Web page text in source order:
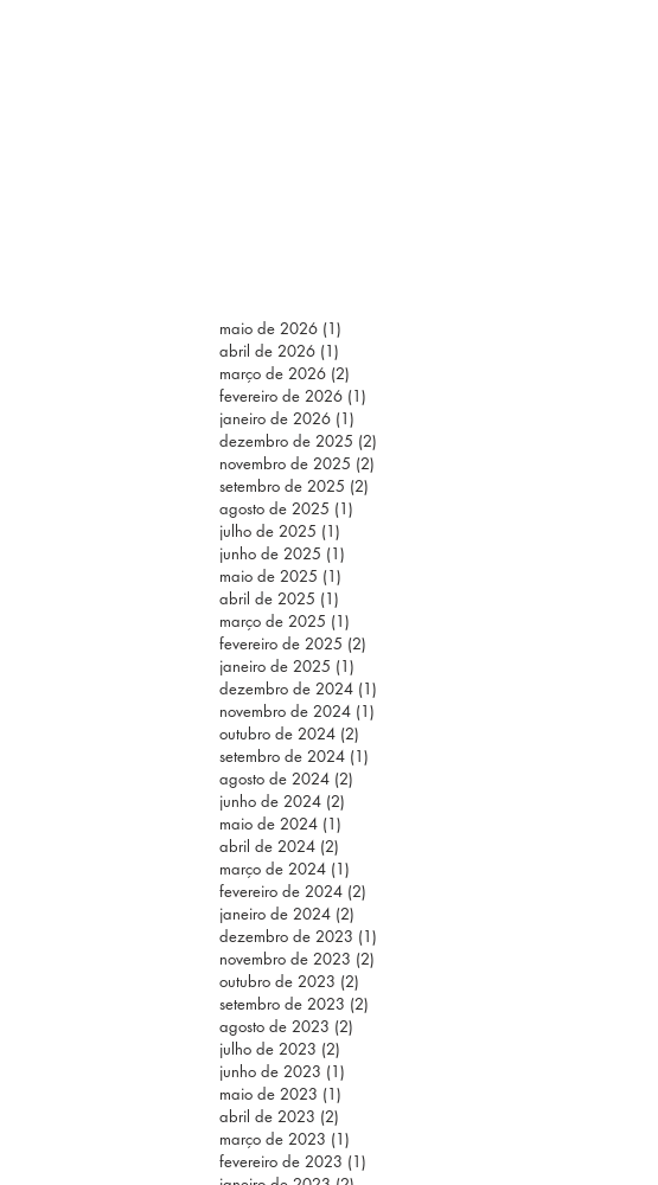
maio de 2026 (1)
abril de 2026 (1)
março de 2026 (2)
fevereiro de 2026 (1)
janeiro de 2026 (1)
dezembro de 2025 (2)
novembro de 2025 (2)
setembro de 2025 (2)
agosto de 2025 (1)
julho de 2025 (1)
junho de 2025 (1)
maio de 2025 (1)
abril de 2025 (1)
março de 2025 (1)
fevereiro de 2025 (2)
janeiro de 2025 (1)
dezembro de 2024 (1)
novembro de 2024 (1)
outubro de 2024 (2)
setembro de 2024 (1)
agosto de 2024 (2)
junho de 2024 (2)
maio de 2024 (1)
abril de 2024 (2)
março de 2024 (1)
fevereiro de 2024 (2)
janeiro de 2024 (2)
dezembro de 2023 (1)
novembro de 2023 (2)
outubro de 2023 (2)
setembro de 2023 (2)
agosto de 2023 (2)
julho de 2023 (2)
junho de 2023 (1)
maio de 2023 (1)
abril de 2023 (2)
março de 2023 (1)
fevereiro de 2023 (1)